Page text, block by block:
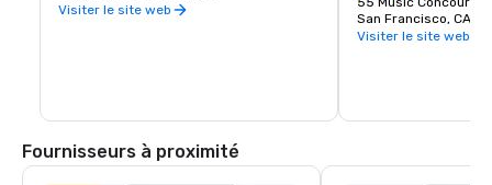
Visiter le site web
San Francisco, CA
Visiter le site web
Fournisseurs à proximité